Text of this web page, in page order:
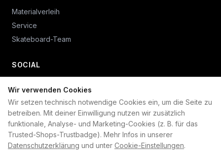
Wir verwenden Cookies
Wir setzen technisch notwendige Cookies ein, um die Seite zu
betreiben. Mit deiner Einwilligung nutzen wir zusätzlich
funktionale, Analyse- und Marketing-Cookies (z. B. für das
Trusted-Shops-Trustbadge). Mehr Infos in unserer
Datenschutzerklärung und unter Cookie-Einstellungen.
Materialverleih
Service
Skateboard-Team
SOCIAL
+49 234 687 00 38
shop@plan-b-funsport.de
Sichere Zahlung mit: